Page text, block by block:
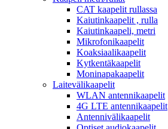
CAT kaapelit rullassa
Kaiutinkaapelit , rulla
Kaiutinkaapeli, metri
Mikrofonikaapelit
Koaksiaalikaapelit
Kytkentäkaapelit
Moninapakaapelit
Laitevälikaapelit
WLAN antennikaapelit
4G LTE antennikaapelit
Antennivälikaapelit